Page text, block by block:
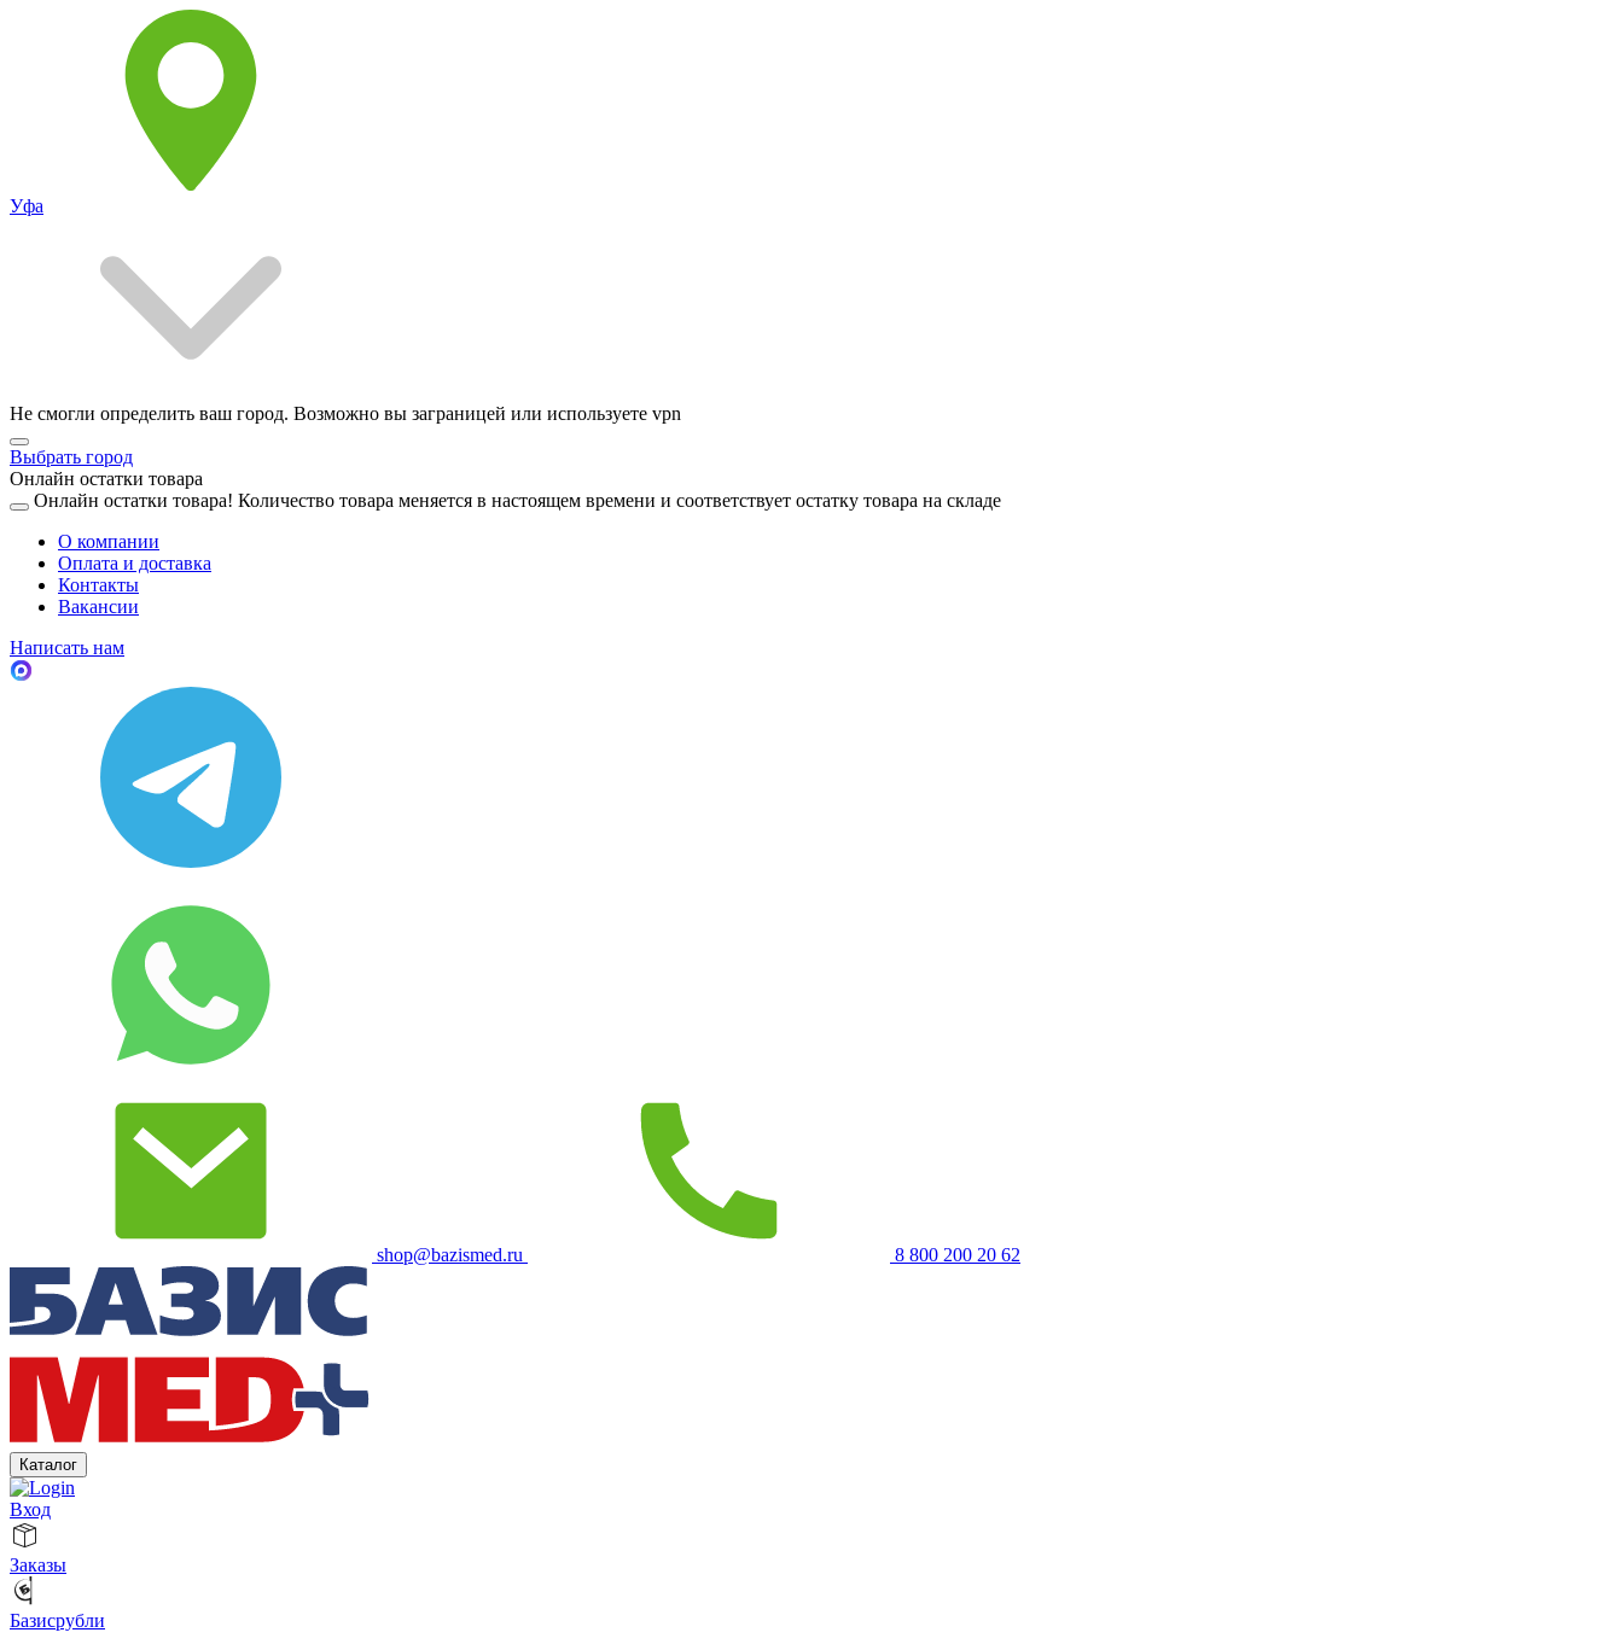
Уфа
Не смогли определить ваш город. Возможно вы заграницей или используете vpn
Выбрать город
Онлайн остатки товара
Онлайн остатки товара! Количество товара меняется в настоящем времени и соответствует остатку товара на складе
О компании
Оплата и доставка
Контакты
Вакансии
Написать нам
shop@bazismed.ru 8 800 200 20 62
Каталог
Вход
Заказы
Базисрубли